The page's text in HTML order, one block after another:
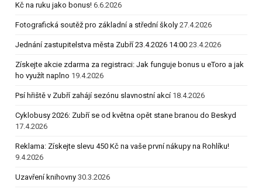
Kč na ruku jako bonus! 6.6.2026
Fotografická soutěž pro základní a střední školy 27.4.2026
Jednání zastupitelstva města Zubří 23.4.2026 14:00 23.4.2026
Získejte akcie zdarma za registraci: Jak funguje bonus u eToro a jak
ho využít naplno 19.4.2026
Psí hřiště v Zubří zahájí sezónu slavnostní akcí 18.4.2026
Cyklobusy 2026: Zubří se od května opět stane branou do Beskyd
17.4.2026
Reklama: Získejte slevu 450 Kč na vaše první nákupy na Rohlíku!
9.4.2026
Uzavření knihovny 30.3.2026